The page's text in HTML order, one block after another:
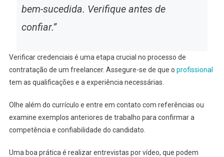
bem-sucedida. Verifique antes de
confiar.”
Verificar credenciais é uma etapa crucial no processo de
contratação de um freelancer. Assegure-se de que o profissional
tem as qualificações e a experiência necessárias.
Olhe além do currículo e entre em contato com referências ou
examine exemplos anteriores de trabalho para confirmar a
competência e confiabilidade do candidato.
Uma boa prática é realizar entrevistas por vídeo, que podem